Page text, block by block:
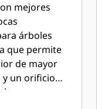
mejores
árboles
que permite
de mayor
y un orificio
o